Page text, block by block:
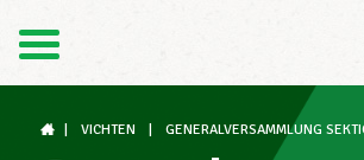
FR
VICHTEN GENERALVERSAMMLUNG